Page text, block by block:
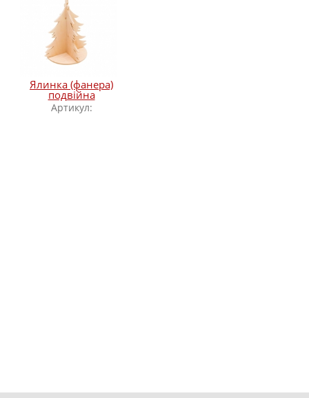
Ялинка (фанера)
подвійна
Артикул: